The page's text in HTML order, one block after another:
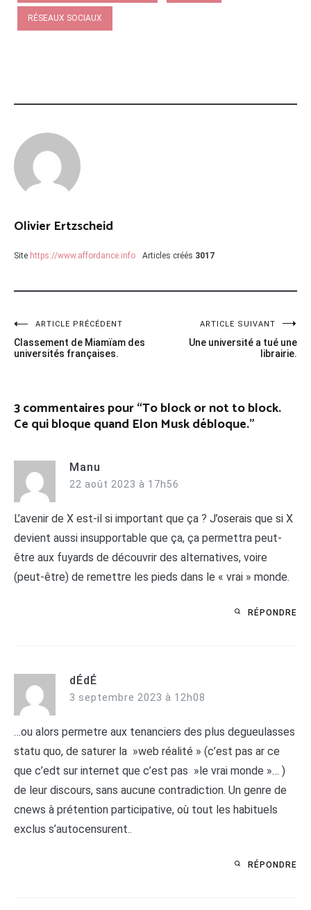
RÉSEAUX SOCIAUX
Olivier Ertzscheid
Site https://www.affordance.info Articles créés 3017
Navigation
de
ARTICLE PRÉCÉDENT
Classement de Miamïam des
universités françaises.
ARTICLE SUIVANT
Une université a tué une
librairie.
3 commentaires pour “To block or not to block.
Ce qui bloque quand Elon Musk débloque.”
Manu
22 août 2023 à 17h56
L’avenir de X est-il si important que ça ? J’oserais que si X
devient aussi insupportable que ça, ça permettra peut-
être aux fuyards de découvrir des alternatives, voire
(peut-être) de remettre les pieds dans le « vrai » monde.
RÉPONDRE
dÉdÉ
3 septembre 2023 à 12h08
…ou alors permetre aux tenanciers des plus degueulasses
statu quo, de saturer la »web réalité » (c’est pas ar ce
que c’edt sur internet que c’est pas »le vrai monde »… )
de leur discours, sans aucune contradiction. Un genre de
cnews à prétention participative, où tout les habituels
exclus s’autocensurent..
RÉPONDRE